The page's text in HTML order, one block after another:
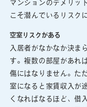
マンションのデメリッ
こそ潜んでいるリスク
空室リスクがある
入居者がなかなか決ま
す。複数の部屋があれ
傷にはなりません。た
室になると家賃収入が
くなればなるほど、借